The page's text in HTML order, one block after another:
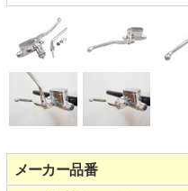
メーカー品番